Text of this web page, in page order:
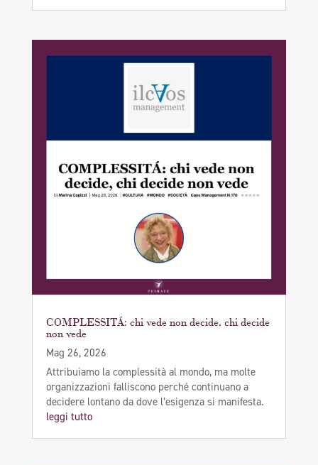
COMPLESSITÁ: chi vede non decide, chi decide
non vede
Mag 26, 2026
Attribuiamo la complessità al mondo, ma molte
organizzazioni falliscono perché continuano a
decidere lontano da dove l’esigenza si manifesta.
leggi tutto